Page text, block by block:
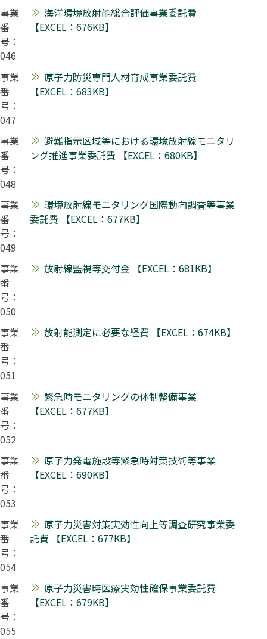
事業
番
号：
046
海洋環境放射能総合評価事業委託費
【EXCEL：676KB】
事業
番
号：
047
原子力防災専門人材育成事業委託費
【EXCEL：683KB】
事業
番
号：
048
避難指示区域等における環境放射線モニタリ
ング推進事業委託費 【EXCEL：680KB】
事業
番
号：
049
環境放射線モニタリング国際動向調査等事業
委託費 【EXCEL：677KB】
事業
番
号：
050
放射線監視等交付金 【EXCEL：681KB】
事業
番
号：
051
放射能測定に必要な経費 【EXCEL：674KB】
事業
番
号：
052
緊急時モニタリングの体制整備事業
【EXCEL：677KB】
事業
番
号：
053
原子力発電施設等緊急時対策技術等事業
【EXCEL：690KB】
事業
番
号：
054
原子力災害対策実効性向上等調査研究事業委
託費 【EXCEL：677KB】
事業
番
号：
055
原子力災害時医療実効性確保事業委託費
【EXCEL：679KB】